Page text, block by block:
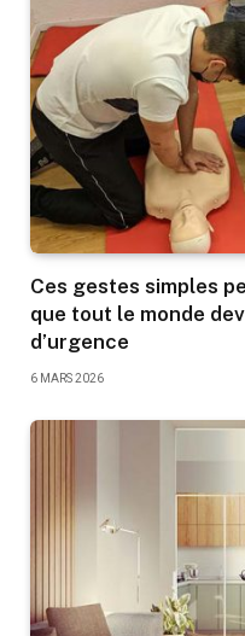
Ces gestes simples
que tout le monde
d’urgence
6 MARS 2026